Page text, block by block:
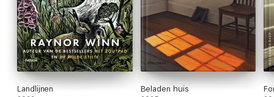
Landlijnen Beladen huis